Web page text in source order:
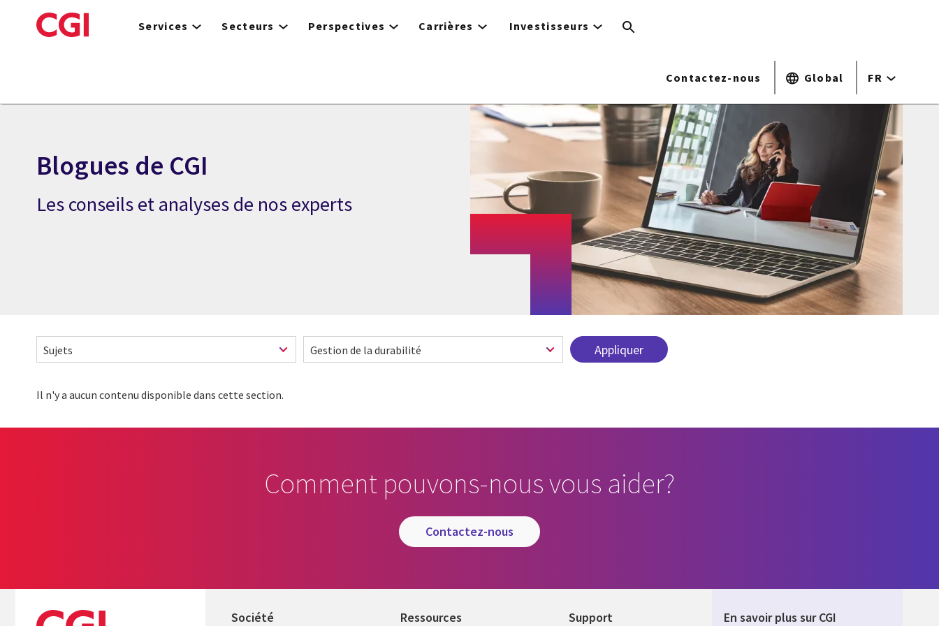
to
Services Secteurs Perspectives Carrières Investisseurs
Contactez-nous Global FR
Blogues de CGI
Les conseils et analyses de nos experts
Il n'y a aucun contenu disponible dans cette section.
Comment pouvons-nous vous aider?
contactez-nous
Société Ressources Support En savoir plus sur CGI